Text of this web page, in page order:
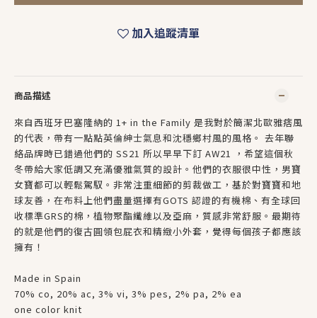
加入追蹤清單
商品描述
來自西班牙巴塞隆納的 1+ in the Family 是我對於簡潔北歐雅痞風
的代表，帶有一點點英倫紳士氣息和沈穩鄉村風的風格。 去年聯
絡品牌時已錯過他們的 SS21 所以早早下訂 AW21 ，希望這個秋
冬帶給大家低調又充滿優雅氣質的設計。他們的衣服很中性， 男寶
女寶都可以輕鬆駕馭。非常注重細節的剪裁做工，基於對寶寶和地
球友善，在布料上他們盡量選擇有GOTS 認證的有機棉、有全球回
收標準GRS的棉，植物聚酯纖維以及亞麻，質感非常舒服。最期待
的就是他們的復古圓領包屁衣和精緻小外套，覺得每個孩子都應該
擁有！
Made in Spain
70% co, 20% ac, 3% vi, 3% pes, 2% pa, 2% ea
one color knit